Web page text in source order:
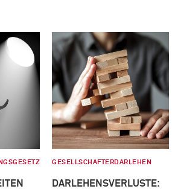
GESELLSCHAFTERDARLEHEN
DARLEHENSVERLUSTE: